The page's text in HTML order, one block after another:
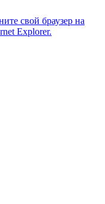
свой браузер на
Explorer.